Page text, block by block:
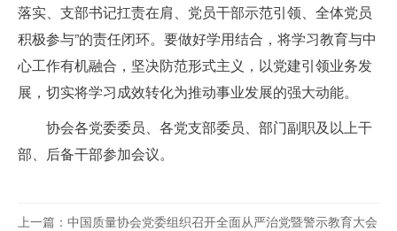
落实、支部书记扛责在肩、党员干部示范引领、全体党员
积极参与”的责任闭环。要做好学用结合，将学习教育与中
心工作有机融合，坚决防范形式主义，以党建引领业务发
展，切实将学习成效转化为推动事业发展的强大动能。
协会各党委委员、各党支部委员、部门副职及以上干
部、后备干部参加会议。
上一篇：中国质量协会党委组织召开全面从严治党暨警示教育大会